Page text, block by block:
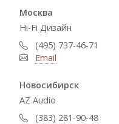
Москва
Hi-Fi Дизайн
(495) 737-46-71
Email
Новосибирск
AZ Audio
(383) 281-90-48